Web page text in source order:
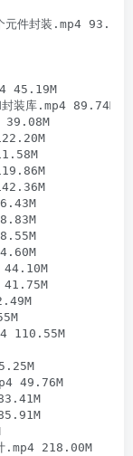
元件封装.mp4 93.80M
45.19M
装库.mp4 89.74M
39.08M
44.10M
41.75M
110.55M
49.76M
.mp4 218.00M